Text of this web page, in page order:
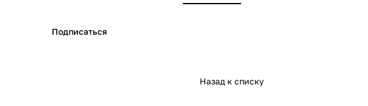
Назад к списку
Подписаться